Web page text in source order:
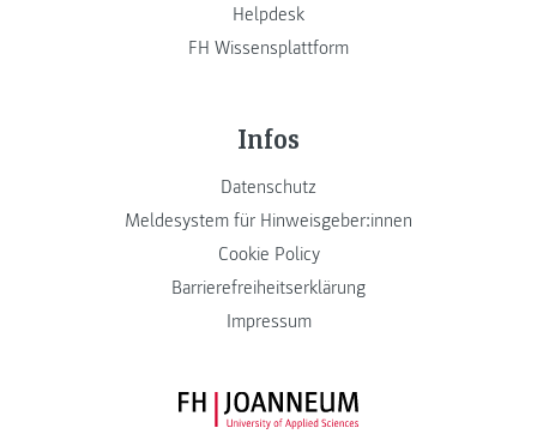
Helpdesk
FH Wissensplattform
Infos
Datenschutz
Meldesystem für Hinweisgeber:innen
Cookie Policy
Barrierefreiheitserklärung
Impressum
FH JOANNEUM Logo